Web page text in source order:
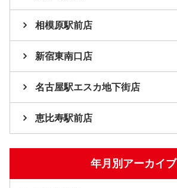
相模原駅前店
新宿東南口店
名古屋駅エスカ地下街店
恵比寿駅前店
年月別アーカイブ